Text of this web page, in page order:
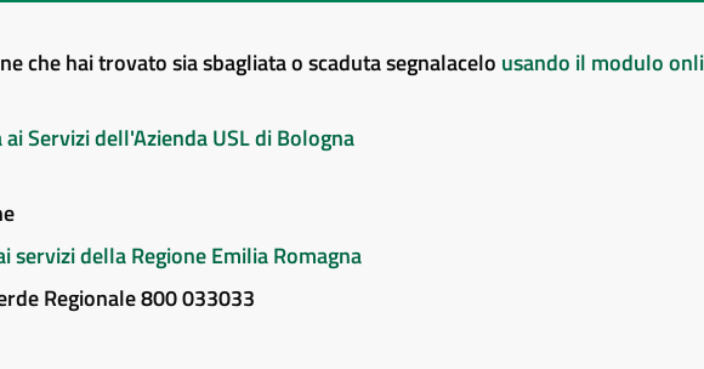
che hai trovato sia sbagliata o scaduta segnalacelo usando il modulo
Servizi dell'Azienda USL di Bologna
servizi della Regione Emilia Romagna
Regionale 800 033033